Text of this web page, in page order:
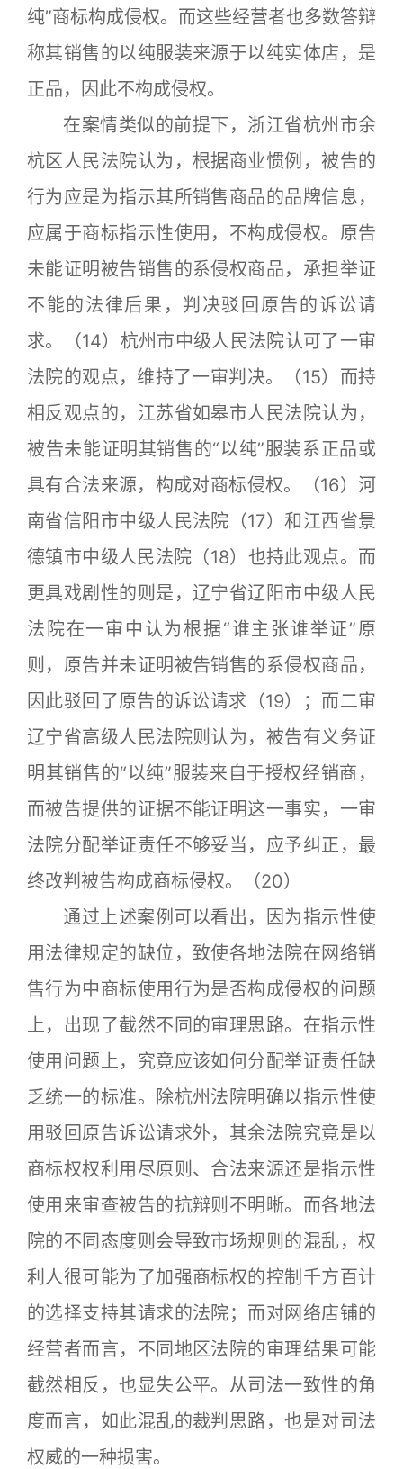
纯”商标构成侵权。而这些经营者也多数答辩
称其销售的以纯服装来源于以纯实体店，是
正品，因此不构成侵权。
在案情类似的前提下，浙江省杭州市余
杭区人民法院认为，根据商业惯例，被告的
行为应是为指示其所销售商品的品牌信息，
应属于商标指示性使用，不构成侵权。原告
未能证明被告销售的系侵权商品，承担举证
不能的法律后果，判决驳回原告的诉讼请
求。（14）杭州市中级人民法院认可了一审
法院的观点，维持了一审判决。（15）而持
相反观点的，江苏省如皋市人民法院认为，
被告未能证明其销售的“以纯”服装系正品或
具有合法来源，构成对商标侵权。（16）河
南省信阳市中级人民法院（17）和江西省景
德镇市中级人民法院（18）也持此观点。而
更具戏剧性的则是，辽宁省辽阳市中级人民
法院在一审中认为根据“谁主张谁举证”原
则，原告并未证明被告销售的系侵权商品，
因此驳回了原告的诉讼请求（19）；而二审
辽宁省高级人民法院则认为，被告有义务证
明其销售的“以纯”服装来自于授权经销商，
而被告提供的证据不能证明这一事实，一审
法院分配举证责任不够妥当，应予纠正，最
终改判被告构成商标侵权。（20）
通过上述案例可以看出，因为指示性使
用法律规定的缺位，致使各地法院在网络销
售行为中商标使用行为是否构成侵权的问题
上，出现了截然不同的审理思路。在指示性
使用问题上，究竟应该如何分配举证责任缺
乏统一的标准。除杭州法院明确以指示性使
用驳回原告诉讼请求外，其余法院究竟是以
商标权权利用尽原则、合法来源还是指示性
使用来审查被告的抗辩则不明晰。而各地法
院的不同态度则会导致市场规则的混乱，权
利人很可能为了加强商标权的控制千方百计
的选择支持其请求的法院；而对网络店铺的
经营者而言，不同地区法院的审理结果可能
截然相反，也显失公平。从司法一致性的角
度而言，如此混乱的裁判思路，也是对司法
权威的一种损害。